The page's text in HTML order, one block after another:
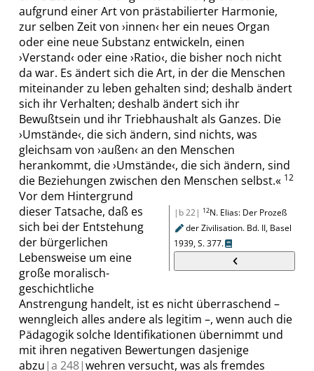
aufgrund einer Artvon prästabilierter Harmonie,
zur selben Zeit von ›innen‹ her ein neues Organ
oder eine neue Substanz entwickeln, einen
›Verstand‹ oder eine›Ratio‹, die bisher noch nicht
da war. Es ändert sich die Art, in der die Menschen
miteinander zu leben gehalten sind; deshalb ändert
sich ihr Verhalten; deshalb ändert sich ihr
Bewußtsein und ihr Triebhaushalt als Ganzes. Die
›Umstände‹, die sich ändern, sind nichts, was
gleichsam von ›außen‹ an den Menschen
herankommt, die›Umstände‹, die sich ändern, sind
die Beziehungen zwischen den Menschen selbst.« 12
|b 22| 12N. Elias: Der Prozeß
der Zivilisation. Bd.II, Basel
1939,S. 377.
Vor dem Hintergrund
dieser Tatsache, daß es
sich bei der Entstehung
der bürgerlichen
Lebensweise um eine
große moralisch-
geschichtliche
Anstrengung handelt, ist es nicht überraschend –
wenngleich alles andere als legitim –, wenn auch die
Pädagogik solche Identifikationen übernimmt und
mit ihren negativen Bewertungen dasjenige
abzu |a 248|wehren versucht, was als fremdes